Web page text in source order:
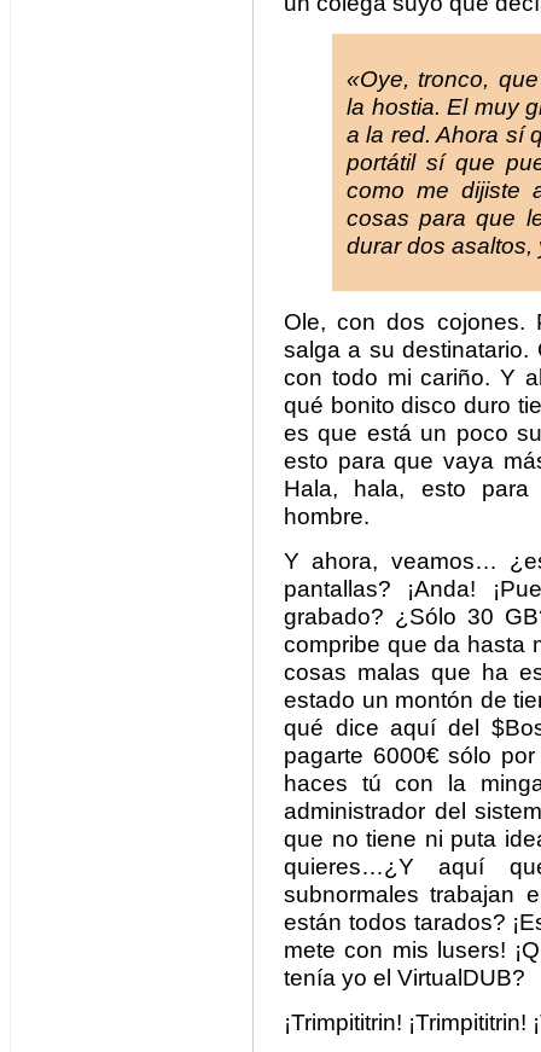
«Oye, tronco,
la hostia. El muy
a la red. Ahora sí
portátil sí que
como me dijiste
cosas para que
durar dos asaltos,
Ole, con dos cojones.
salga a su destinatario.
con todo mi cariño. Y
qué bonito disco duro
es que está un poco
esto para que vaya
Hala, hala, esto
hombre.
Y ahora, veamos…
pantallas? ¡Anda!
grabado? ¿Sólo 30
compribe que da hasta
cosas malas que ha
estado un montón de
qué dice aquí del
pagarte 6000€ sólo
haces tú con la
administrador del
que no tiene ni puta
quieres…¿Y aquí
subnormales trabajan
están todos tarados?
mete con mis lusers!
tenía yo el VirtualDUB?
¡Trimpititrin! ¡Trimpititrin!